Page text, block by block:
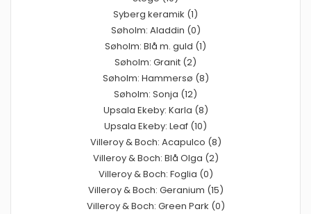
Syberg keramik (1)
Søholm: Aladdin (0)
Søholm: Blå m. guld (1)
Søholm: Granit (2)
Søholm: Hammersø (8)
Søholm: Sonja (12)
Upsala Ekeby: Karla (8)
Upsala Ekeby: Leaf (10)
Villeroy & Boch: Acapulco (8)
Villeroy & Boch: Blå Olga (2)
Villeroy & Boch: Foglia (0)
Villeroy & Boch: Geranium (15)
Villeroy & Boch: Green Park (0)